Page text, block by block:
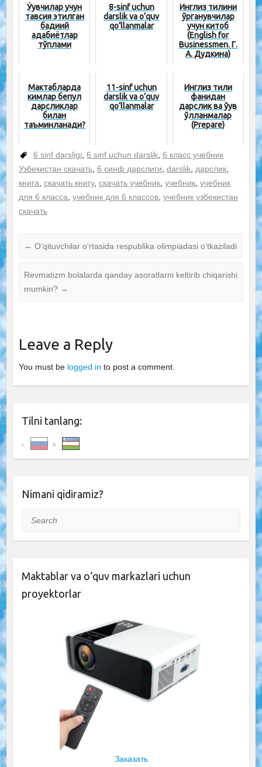
Ўқувчилар учун
тавсия этилган
бадиий
адабиётлар
тўплами
8-sinf uchun
darslik va o‘quv
qo‘llanmalar
Инглиз тилини
ўрганувчилар
учун китоб
(English for
Businessmen. Г.
А. Дудкина)
Мактабларда
кимлар бепул
дарсликлар
билан
таъминланади?
11-sinf uchun
darslik va o‘quv
qo‘llanmalar
Инглиз тили
фанидан
дарслик ва ўқув
қўлланмалар
(Prepare)
6 sinf darsligi, 6 sinf uchun darslik, 6 класс учебник
Узбекистан скачать, 6 синф дарслиги, darslik, дарслик,
книга, скачать книгу, скачать учебник, учебник, учебник
для 6 класса, учебник для 6 классов, учебник узбекистан
скачать
← O‘qituvchilar o‘rtasida respublika olimpiadasi o‘tkaziladi
Revmatizm bolalarda qanday asoratlarni keltirib chiqarishi
mumkin? →
Leave a Reply
You must be logged in to post a comment.
Tilni tanlang:
Nimani qidiramiz?
Search
Maktablar va o‘quv markazlari uchun
proyektorlar
Заказать